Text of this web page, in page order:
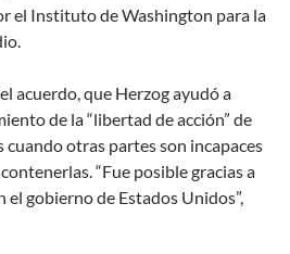
el Instituto de Washington para la
acuerdo, que Herzog ayudó a
de la “libertad de acción” de
cuando otras partes son incapaces
“Fue posible gracias a
gobierno de Estados Unidos”,